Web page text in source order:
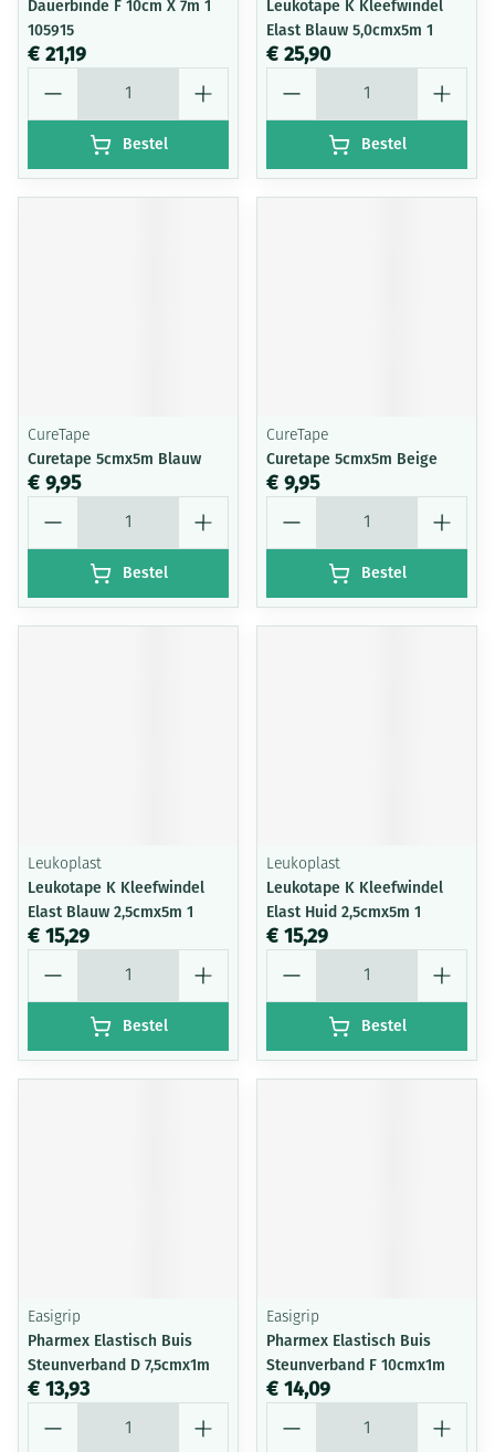
Dauerbinde F 10cm X 7m 1
105915
€ 21,19
Bestel
Leukotape K Kleefwindel
Elast Blauw 5,0cmx5m 1
€ 25,90
Bestel
CureTape
Curetape 5cmx5m Blauw
€ 9,95
Bestel
CureTape
Curetape 5cmx5m Beige
€ 9,95
Bestel
Leukoplast
Leukotape K Kleefwindel
Elast Blauw 2,5cmx5m 1
€ 15,29
Bestel
Leukoplast
Leukotape K Kleefwindel
Elast Huid 2,5cmx5m 1
€ 15,29
Bestel
Easigrip
Pharmex Elastisch Buis
Steunverband D 7,5cmx1m
€ 13,93
Easigrip
Pharmex Elastisch Buis
Steunverband F 10cmx1m
€ 14,09